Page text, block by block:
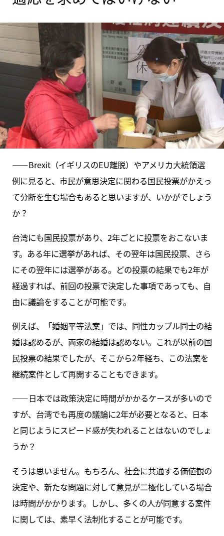
――Brexit（イギリスのEU離脱）やアメリカ大統領選
例に見ると、市民が意思決定に関わる国民投票がかえっ
て分断を生む場合もあると思いますが、いかがでしょう
か？
台湾にも国民投票があり、2年ごとに投票をおこないま
す。ある年に選挙があれば、その翌年は国民投票、さら
にその翌年には選挙がある。どの投票の結果でも2年が
経過すれば、前回の投票で決定した事項であっても、自
由に議論をすることが可能です。
例えば、「婚姻平等法案」では、同性カップル同士の結
婚は認めるが、両家の結婚は認めない。これが以前の国
民投票の結果でしたが、そこから2年経ち、この法案を
継続案件として再開することもできます。
――日本では政策決定に時間がかかるケースが多いので
すが、台湾でも再度の議論に2年が必要となると、日本
と同じようにスピード感が失われることはないのでしょ
うか？
そうは思いません。もちろん、社会に共通する価値観の
決定や、新たな問題に対して意見が二極化している場合
は時間がかかります。しかし、多くの人が同意する案件
に関しては、素早く法制化することが可能です。